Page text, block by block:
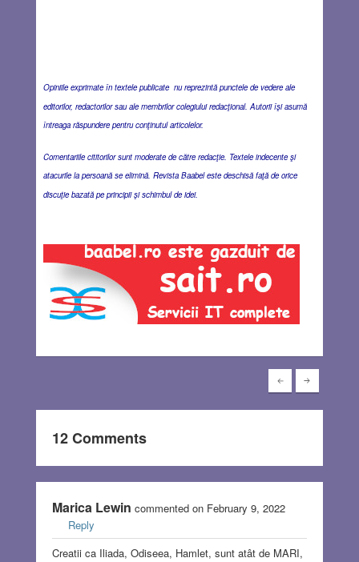
Opiniile exprimate în textele publicate nu reprezintă punctele de vedere ale
editorilor, redactorilor sau ale membrilor colegiului redacţional. Autorii îşi asumă
întreaga răspundere pentru conţinutul articolelor.
Comentariile cititorilor sunt moderate de către redacţie. Textele indecente şi
atacurile la persoană se elimină. Revista Baabel este deschisă faţă de orice
discuţie bazată pe principii şi schimbul de idei.
12 Comments
Marica Lewin commented on February 9, 2022
Reply
Creatii ca Iliada, Odiseea, Hamlet, sunt atât de MARI,